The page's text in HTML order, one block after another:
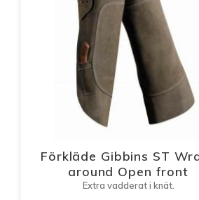
Förkläde Gibbins ST
around Open front
Extra vadderat i knät.